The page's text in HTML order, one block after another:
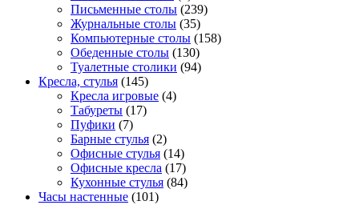
Письменные столы (239)
Журнальные столы (35)
Компьютерные столы (158)
Обеденные столы (130)
Туалетные столики (94)
Кресла, стулья (145)
Кресла игровые (4)
Табуреты (17)
Пуфики (7)
Барные стулья (2)
Офисные стулья (14)
Офисные кресла (17)
Кухонные стулья (84)
Часы настенные (101)